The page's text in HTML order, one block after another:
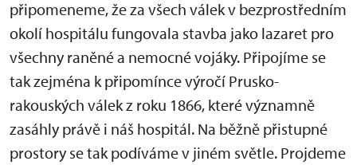
připomeneme, že za všech válek v bezprostředním
okolí hospitálu fungovala stavba jako lazaret pro
všechny raněné a nemocné vojáky. Připojíme se
tak zejména k připomínce výročí Prusko-
rakouských válek z roku 1866, které významně
zasáhly právě i náš hospitál. Na běžně přistupné
prostory se tak podíváme v jiném světle. Projdeme